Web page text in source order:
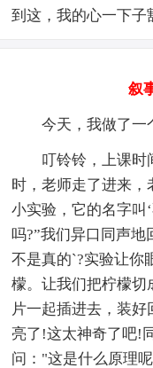
到这，我的心一下子
叙
今天，我做了
叮铃铃，上课时
时，老师走了进来，
小实验，它的名字叫
吗?”我们异口同声地
不是真的`?实验让你
檬。让我们把柠檬切
片一起插进去，装
亮了!这太神奇了吧!
问："这是什么原理